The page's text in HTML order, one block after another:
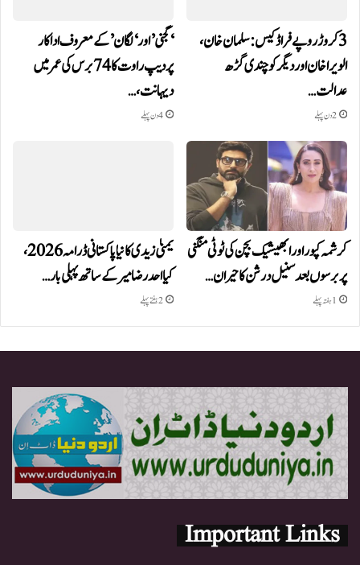
3 کروڑ روپے فراڈ کیس: سلمان خان،
الویرا خان اور دیگر کو چندی گڑھ
عدالت…
2 دن پہلے
‘گجنی’ اور ‘لگان’ کے معروف اداکار
پردیپ راوت کا 74 برس کی عمر میں
دیہانت،…
4 دن پہلے
کرشمہ کپور اور ابھیشیک بچن کی ٹوٹی منگنی
پر برسوں بعد سنیل درشن کا حیران…
1 ہفتہ پہلے
یمنیٰ زیدی کا نیا پاکستانی ڈرامہ 2026،
کیا احد رضا میر کے ساتھ پہلی بار…
2 ہفتے پہلے
Important Links